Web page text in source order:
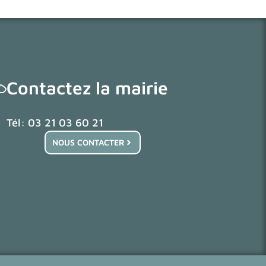
Contactez la mairie
Tél: 03 21 03 60 21
NOUS CONTACTER